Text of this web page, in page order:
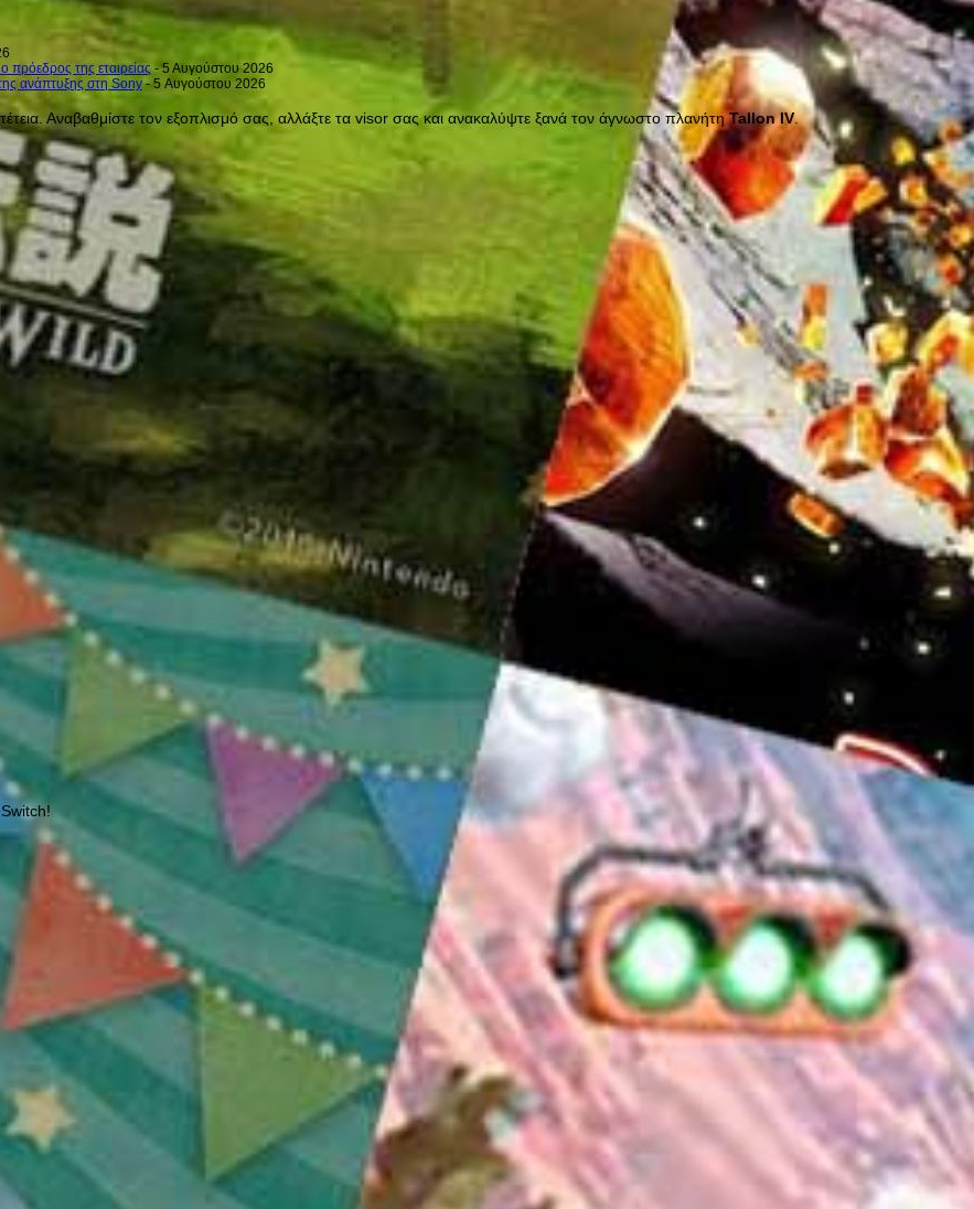
πρόεδρος της εταιρείας - 5 Αυγούστου 2026
ανάπτυξης στη Sony- 5 Αυγούστου 2026
Αναβαθμίστε τον εξοπλισμό σας, αλλάξτε τα visor σας και ανακαλύψτε ξανά τον άγνωστο πλανήτηTallon IV.